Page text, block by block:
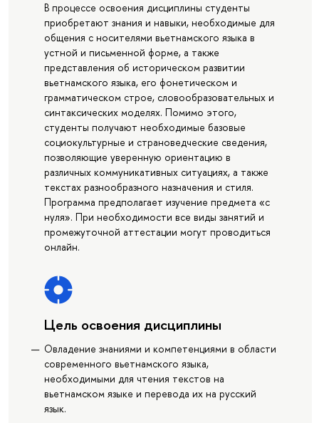
В процессе освоения дисциплины студенты
приобретают знания и навыки, необходимые для
общения с носителями вьетнамского языка в
устной и письменной форме, а также
представления об историческом развитии
вьетнамского языка, его фонетическом и
грамматическом строе, словообразовательных и
синтаксических моделях. Помимо этого,
студенты получают необходимые базовые
социокультурные и страноведческие сведения,
позволяющие уверенную ориентацию в
различных коммуникативных ситуациях, а также
текстах разнообразного назначения и стиля.
Программа предполагает изучение предмета «с
нуля». При необходимости все виды занятий и
промежуточной аттестации могут проводиться
онлайн.
Цель освоения дисциплины
Овладение знаниями и компетенциями в области
современного вьетнамского языка,
необходимыми для чтения текстов на
вьетнамском языке и перевода их на русский
язык.